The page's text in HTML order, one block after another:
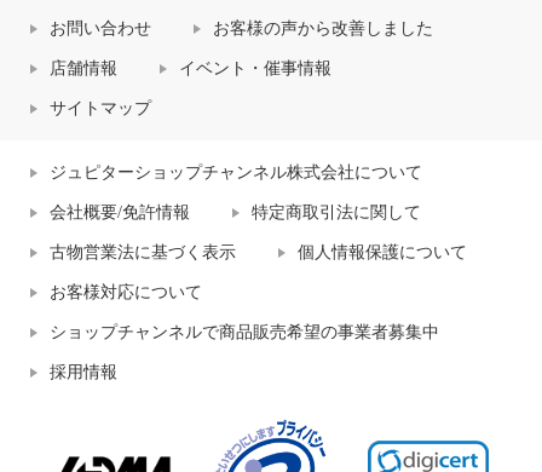
お問い合わせ お客様の声から改善しました
店舗情報 イベント・催事情報
サイトマップ
ジュピターショップチャンネル株式会社について
会社概要/免許情報 特定商取引法に関して
古物営業法に基づく表示 個人情報保護について
お客様対応について
ショップチャンネルで商品販売希望の事業者募集中
採用情報